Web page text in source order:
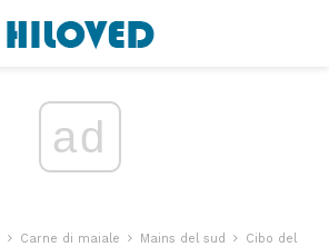
ad
Carne di maiale Mains del sud
Cibo del